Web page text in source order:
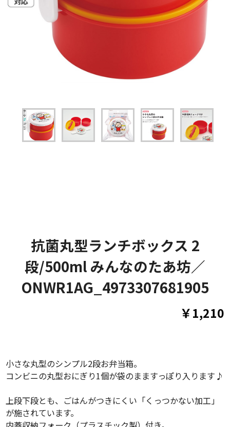
抗菌丸型ランチボックス 2
段/500ml みんなのたあ坊／
ONWR1AG_4973307681905
￥1,210
小さな丸型のシンプル2段お弁当箱。
コンビニの丸型おにぎり1個が袋のまますっぽり入ります♪
上段下段とも、ごはんがつきにくい「くっつかない加工」
が施されています。